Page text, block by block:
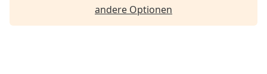
andere Optionen